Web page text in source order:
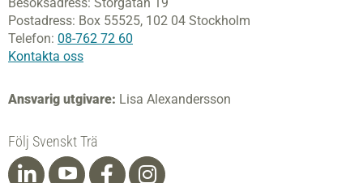
Besöksadress: Storgatan 19
Postadress: Box 55525, 102 04 Stockholm
Telefon: 08-762 72 60
Kontakta oss
Ansvarig utgivare: Lisa Alexandersson
Följ Svenskt Trä